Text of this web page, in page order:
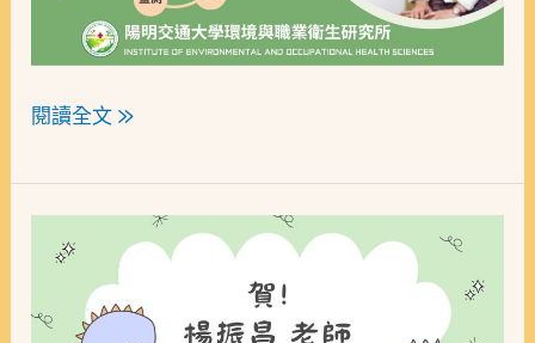
閱讀全文 »
所